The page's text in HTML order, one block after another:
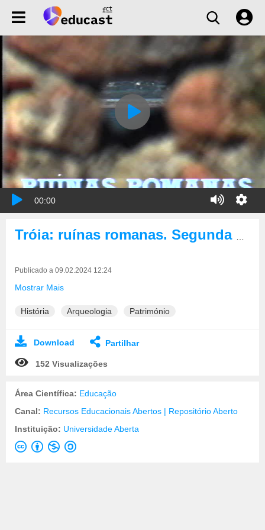
00:00
Publicado a 09.02.2024 12:24
Mostrar Mais
História Arqueologia Património
Download Partilhar
152 Visualizações
Área Científica: Educação
Canal: Recursos Educacionais Abertos | Repositório Aberto
Instituição: Universidade Aberta